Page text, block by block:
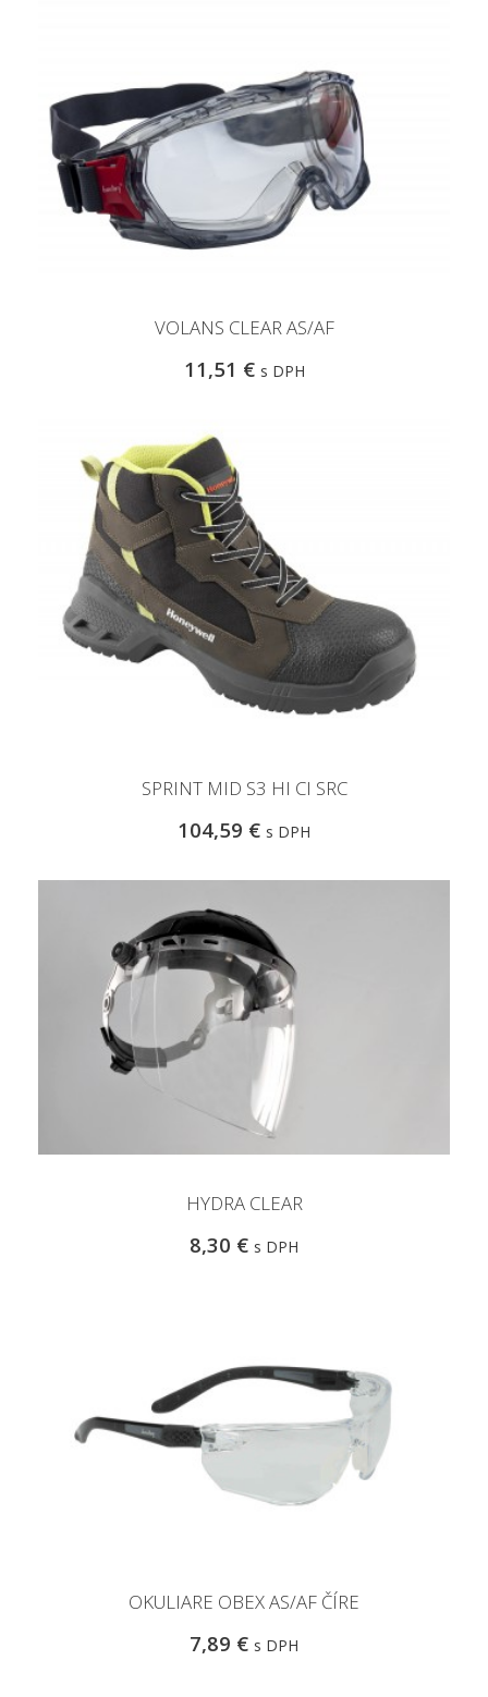
VOLANS CLEAR AS/AF
11,51 € s DPH
SPRINT MID S3 HI CI SRC
104,59 € s DPH
HYDRA CLEAR
8,30 € s DPH
OKULIARE OBEX AS/AF ČÍRE
7,89 € s DPH